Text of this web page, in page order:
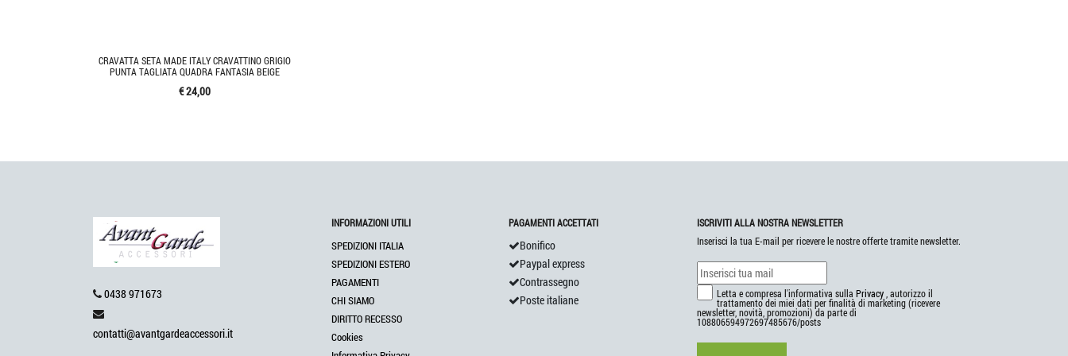
CRAVATTA SETA MADE ITALY CRAVATTINO GRIGIO
PUNTA TAGLIATA QUADRA FANTASIA BEIGE
€ 24,00
0438 971673
contatti@avantgardeaccessori.it
INFORMAZIONI UTILI
SPEDIZIONI ITALIA
SPEDIZIONI ESTERO
PAGAMENTI
CHI SIAMO
DIRITTO RECESSO
Cookies
PAGAMENTI ACCETTATI
Bonifico
Paypal express
Contrassegno
Poste italiane
ISCRIVITI ALLA NOSTRA NEWSLETTER
Inserisci la tua E-mail per ricevere le nostre offerte tramite newsletter.
Letta e compresa l'informativa sulla Privacy , autorizzo il
trattamento dei miei dati per finalità di marketing (ricevere
newsletter, novità, promozioni) da parte di
108806594972697485676/posts